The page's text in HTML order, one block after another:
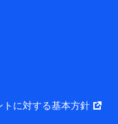
】
ンシャルグルー
に関する情報。例
に対する基本方針